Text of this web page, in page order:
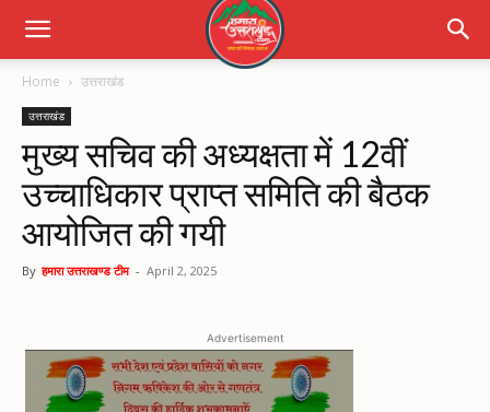
Home उत्तराखंड
उत्तराखंड
मुख्य सचिव की अध्यक्षता में 12वीं
उच्चाधिकार प्राप्त समिति की बैठक
आयोजित की गयी
By हमारा उत्तराखण्ड टीम - April 2, 2025
Advertisement